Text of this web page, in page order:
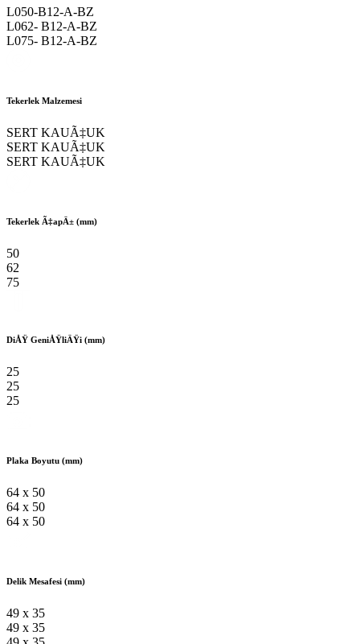
L050-B12-A-BZ
L062- B12-A-BZ
L075- B12-A-BZ
Tekerlek Malzemesi
SERT KAUÃ‡UK
SERT KAUÃ‡UK
SERT KAUÃ‡UK
Tekerlek Ã‡apÄ± (mm)
50
62
75
DiÅŸ GeniÅŸliÄŸi (mm)
25
25
25
Plaka Boyutu (mm)
64 x 50
64 x 50
64 x 50
Delik Mesafesi (mm)
49 x 35
49 x 35